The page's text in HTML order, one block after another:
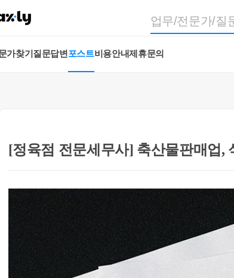
가찾기 질문답변 포스트비용안내제휴문의
[정육점 전문세무사] 축산물판매업,